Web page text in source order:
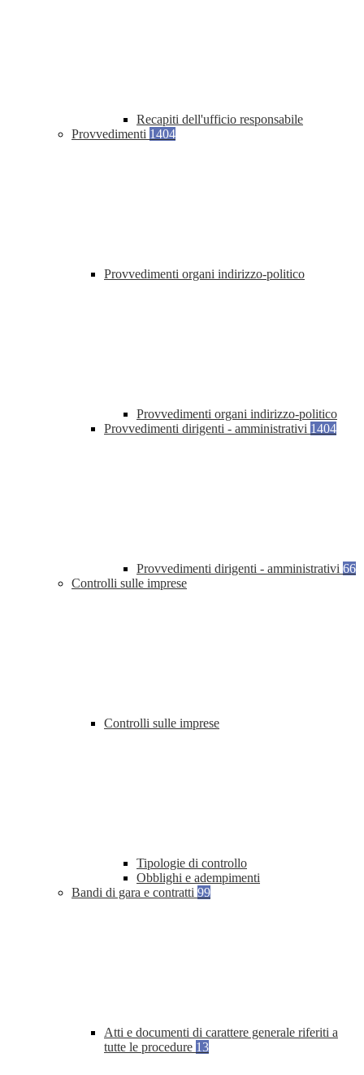
Recapiti dell'ufficio responsabile
Provvedimenti 1404
Provvedimenti organi indirizzo-politico
Provvedimenti organi indirizzo-politico
Provvedimenti dirigenti - amministrativi 1404
Provvedimenti dirigenti - amministrativi 66
Controlli sulle imprese
Controlli sulle imprese
Tipologie di controllo
Obblighi e adempimenti
Bandi di gara e contratti 99
Atti e documenti di carattere generale riferiti a
tutte le procedure 13